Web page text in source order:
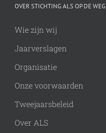
OVER STICHTING ALS OP DE WEG
Wie zijn wij
Jaarverslagen
Organisatie
Onze voorwaarden
Tweejaarsbeleid
Over ALS